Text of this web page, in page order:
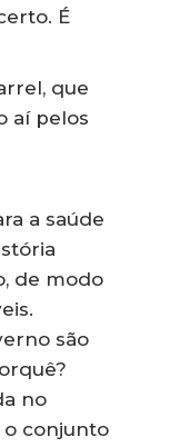
É
que
aí pelos
a saúde
de modo
são
no
o conjunto